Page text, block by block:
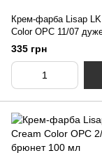
Крем-фарба Lisap LK
Color OPC 11/07
блондин
100 мл
335 грн